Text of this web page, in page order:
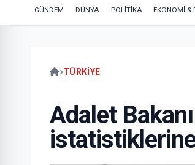
GÜNDEM DÜNYA POLİTİKA EKONOMİ &
TÜRKIYE
Adalet